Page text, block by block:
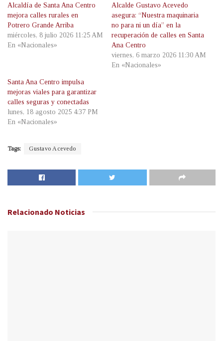
Alcaldía de Santa Ana Centro
mejora calles rurales en
Potrero Grande Arriba
miércoles, 8 julio 2026 11:25 AM
En «Nacionales»
Alcalde Gustavo Acevedo
asegura: “Nuestra maquinaria
no para ni un día” en la
recuperación de calles en Santa
Ana Centro
viernes, 6 marzo 2026 11:30 AM
En «Nacionales»
Santa Ana Centro impulsa
mejoras viales para garantizar
calles seguras y conectadas
lunes, 18 agosto 2025 4:37 PM
En «Nacionales»
Tags: Gustavo Acevedo
Relacionado Noticias